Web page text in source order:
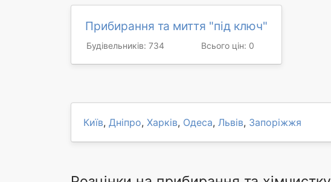
Прибирання та миття "під ключ"
Будівельників: 734 Всього цін: 0
Київ, Дніпро, Харків, Одеса, Львів, Запоріжжя